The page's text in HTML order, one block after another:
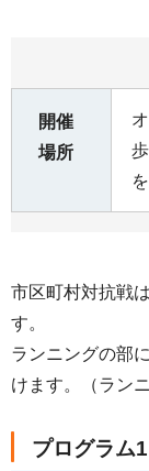
開催
場所
市区町村対抗戦
す。
ランニングの部
けます。（ラン
プログラム1